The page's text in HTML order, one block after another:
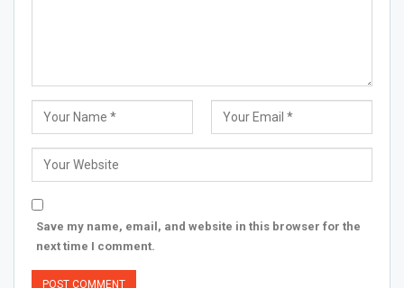
Save my name, email, and website in this browser for the
next time I comment.